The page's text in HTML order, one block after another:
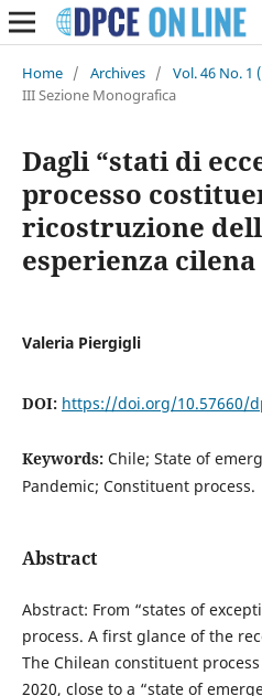
Home / Archives / Vol. 46 No. 1
III Sezione Monografica
Dagli “stati di
processo
ricostruzione
esperienza cilena
Valeria Piergigli
DOI: https://doi.org/10.57660/
Keywords: Chile; State of
Pandemic; Constituent process.
Abstract
Abstract: From “states of
process. A first glance of the
The Chilean constituent
2020, close to a “state of